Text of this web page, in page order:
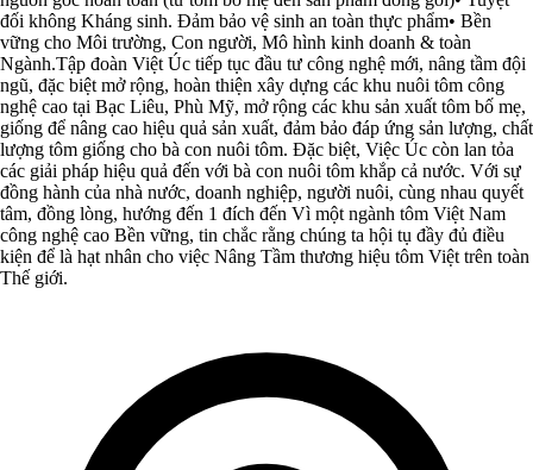
đối không Kháng sinh. Đảm bảo vệ sinh an toàn thực phẩm• Bền
vững cho Môi trường, Con người, Mô hình kinh doanh & toàn
Ngành.Tập đoàn Việt Úc tiếp tục đầu tư công nghệ mới, nâng tầm đội
ngũ, đặc biệt mở rộng, hoàn thiện xây dựng các khu nuôi tôm công
nghệ cao tại Bạc Liêu, Phù Mỹ, mở rộng các khu sản xuất tôm bố mẹ,
giống để nâng cao hiệu quả sản xuất, đảm bảo đáp ứng sản lượng, chất
lượng tôm giống cho bà con nuôi tôm. Đặc biệt, Việc Úc còn lan tỏa
các giải pháp hiệu quả đến với bà con nuôi tôm khắp cả nước. Với sự
đồng hành của nhà nước, doanh nghiệp, người nuôi, cùng nhau quyết
tâm, đồng lòng, hướng đến 1 đích đến Vì một ngành tôm Việt Nam
công nghệ cao Bền vững, tin chắc rằng chúng ta hội tụ đầy đủ điều
kiện để là hạt nhân cho việc Nâng Tầm thương hiệu tôm Việt trên toàn
Thế giới.